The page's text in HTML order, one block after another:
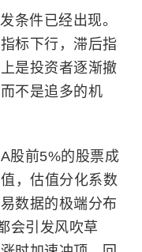
条件已经出现。
标下行，滞后指
是投资者逐渐撤
不是追多的机
股前5%的股票成
，估值分化系数
数据的极端分布
会引发风吹草